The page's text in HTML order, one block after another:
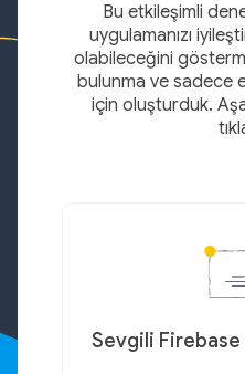
Bu etkileşimli
uygulamanızı
olabileceğini
bulunma ve sadece
için oluşturduk.
Sevgili Firebase